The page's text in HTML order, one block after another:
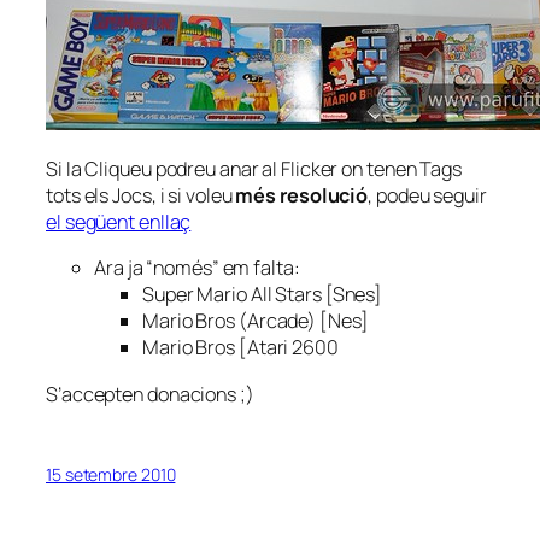
Si la Cliqueu podreu anar al Flicker on tenen Tags
tots els Jocs, i si voleumés resolució, podeu seguir
el següent enllaç
Ara ja “només” em falta:
Super Mario All Stars [Snes]
Mario Bros (Arcade) [Nes]
Mario Bros [Atari 2600
S’accepten donacions ;)
15 setembre 2010